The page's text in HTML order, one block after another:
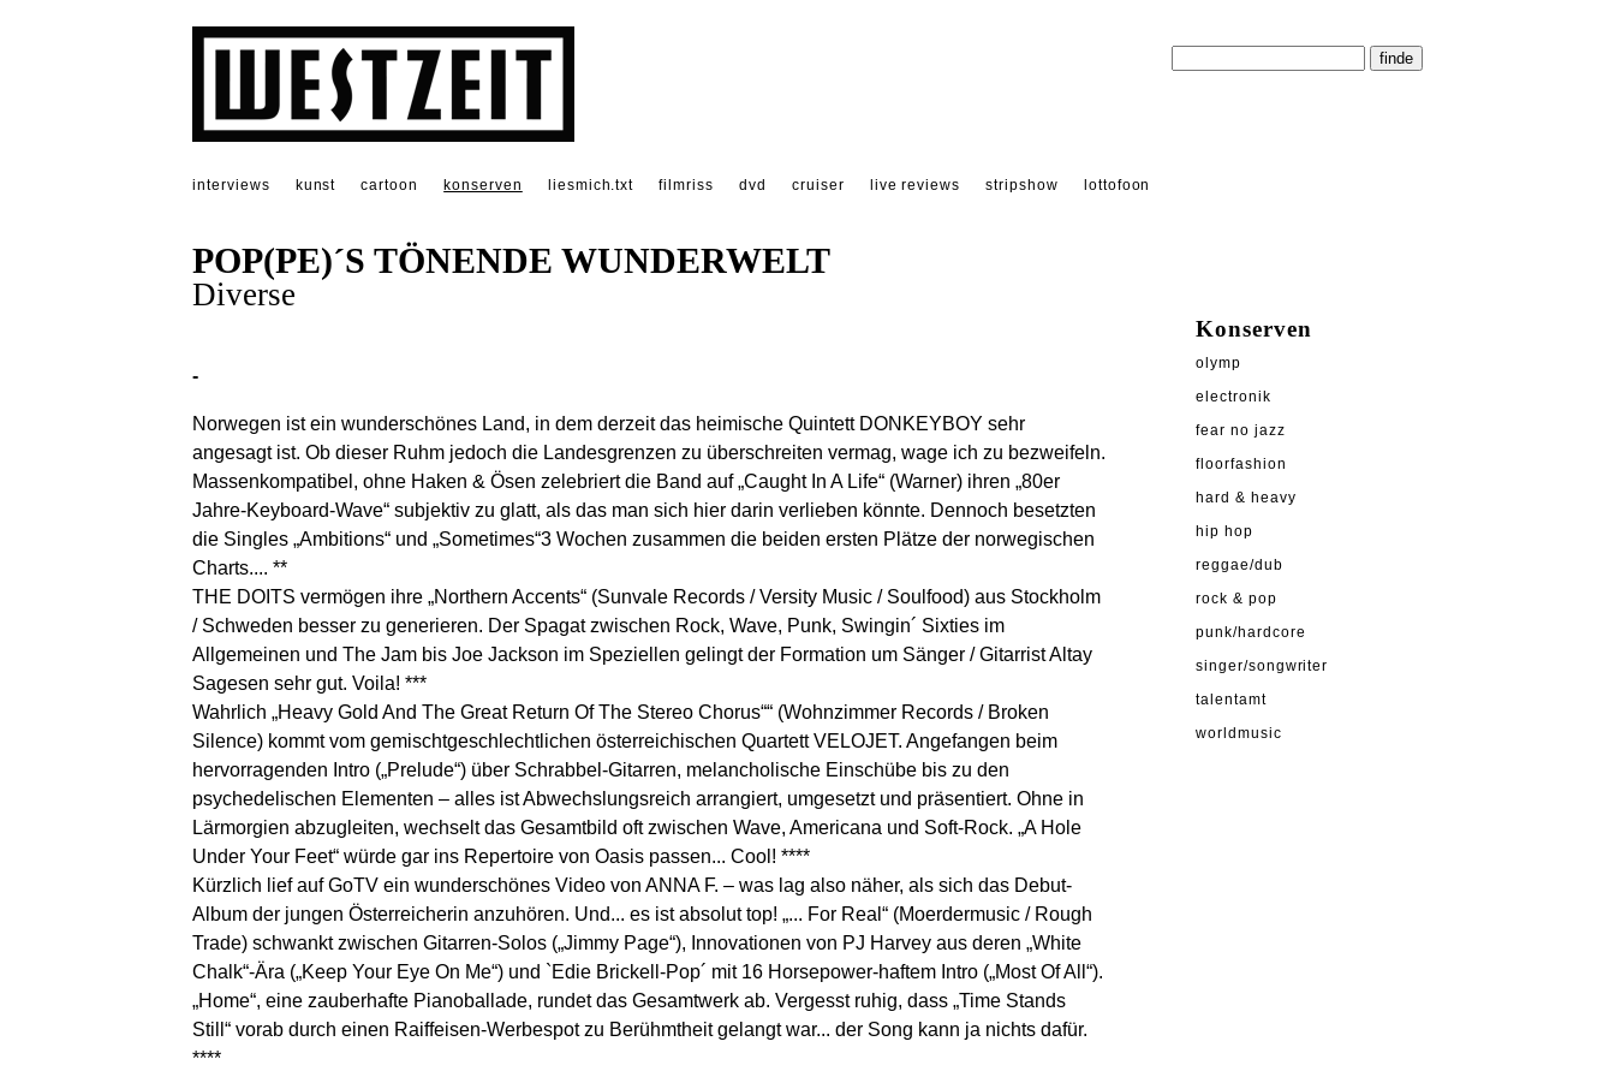
interviews kunst cartoon konserven liesmich.txt filmriss dvd cruiser live reviews stripshow lottofoon
POP(PE)´S TÖNENDE WUNDERWELT
Diverse
-
Norwegen ist ein wunderschönes Land, in dem derzeit das heimische Quintett DONKEYBOY sehr
angesagt ist. Ob dieser Ruhm jedoch die Landesgrenzen zu überschreiten vermag, wage ich zu bezweifeln.
Massenkompatibel, ohne Haken & Ösen zelebriert die Band auf „Caught In A Life“ (Warner) ihren „80er
Jahre-Keyboard-Wave“ subjektiv zu glatt, als das man sich hier darin verlieben könnte. Dennoch besetzten
die Singles „Ambitions“ und „Sometimes“3 Wochen zusammen die beiden ersten Plätze der norwegischen
Charts.... **
THE DOITS vermögen ihre „Northern Accents“ (Sunvale Records / Versity Music / Soulfood) aus Stockholm
/ Schweden besser zu generieren. Der Spagat zwischen Rock, Wave, Punk, Swingin´ Sixties im
Allgemeinen und The Jam bis Joe Jackson im Speziellen gelingt der Formation um Sänger / Gitarrist Altay
Sagesen sehr gut. Voila! ***
Wahrlich „Heavy Gold And The Great Return Of The Stereo Chorus““ (Wohnzimmer Records / Broken
Silence) kommt vom gemischtgeschlechtlichen österreichischen Quartett VELOJET. Angefangen beim
hervorragenden Intro („Prelude“) über Schrabbel-Gitarren, melancholische Einschübe bis zu den
psychedelischen Elementen – alles ist Abwechslungsreich arrangiert, umgesetzt und präsentiert. Ohne in
Lärmorgien abzugleiten, wechselt das Gesamtbild oft zwischen Wave, Americana und Soft-Rock. „A Hole
Under Your Feet“ würde gar ins Repertoire von Oasis passen... Cool! ****
Kürzlich lief auf GoTV ein wunderschönes Video von ANNA F. – was lag also näher, als sich das Debut-
Album der jungen Österreicherin anzuhören. Und... es ist absolut top! „... For Real“ (Moerdermusic / Rough
Trade) schwankt zwischen Gitarren-Solos („Jimmy Page“), Innovationen von PJ Harvey aus deren „White
Chalk“-Ära („Keep Your Eye On Me“) und `Edie Brickell-Pop´ mit 16 Horsepower-haftem Intro („Most Of All“).
„Home“, eine zauberhafte Pianoballade, rundet das Gesamtwerk ab. Vergesst ruhig, dass „Time Stands
Still“ vorab durch einen Raiffeisen-Werbespot zu Berühmtheit gelangt war... der Song kann ja nichts dafür.
****
Konserven
olymp
electronik
fear no jazz
floorfashion
hard & heavy
hip hop
reggae/dub
rock & pop
punk/hardcore
singer/songwriter
talentamt
worldmusic